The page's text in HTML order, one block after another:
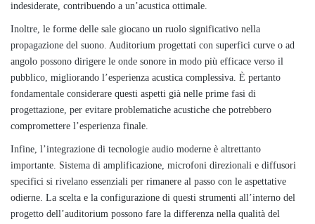
indesiderate, contribuendo a un’acustica ottimale.
Inoltre, le forme delle sale giocano un ruolo significativo nella
propagazione del suono. Auditorium progettati con superfici curve o ad
angolo possono dirigere le onde sonore in modo più efficace verso il
pubblico, migliorando l’esperienza acustica complessiva. È pertanto
fondamentale considerare questi aspetti già nelle prime fasi di
progettazione, per evitare problematiche acustiche che potrebbero
compromettere l’esperienza finale.
Infine, l’integrazione di tecnologie audio moderne è altrettanto
importante. Sistema di amplificazione, microfoni direzionali e diffusori
specifici si rivelano essenziali per rimanere al passo con le aspettative
odierne. La scelta e la configurazione di questi strumenti all’interno del
progetto dell’auditorium possono fare la differenza nella qualità del